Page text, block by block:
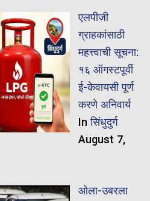
एलपीजी
ग्राहकांसाठी
महत्त्वाची सूचना:
१६ ऑगस्टपूर्वी
ई-केवायसी पूर्ण
करणे अनिवार्य
Inसिंधुदुर्ग
August 7,
ओला-उबरला